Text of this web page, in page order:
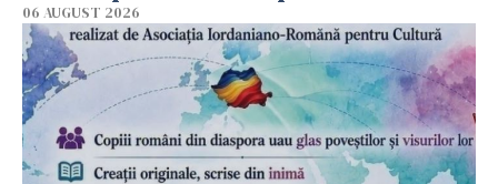
06 AUGUST 2026